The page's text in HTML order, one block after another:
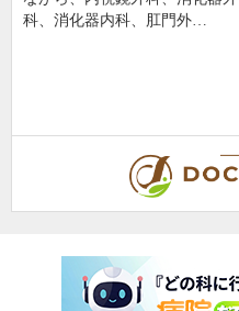
科、消化器内科、肛門外…